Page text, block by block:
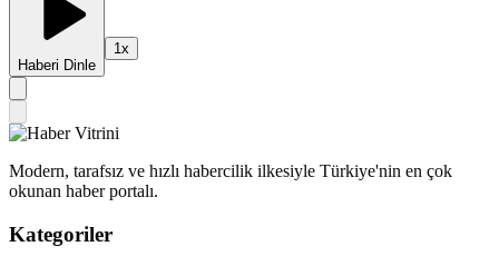
Haberi Dinle
1x
Modern, tarafsız ve hızlı habercilik ilkesiyle Türkiye'nin en çok
okunan haber portalı.
Kategoriler